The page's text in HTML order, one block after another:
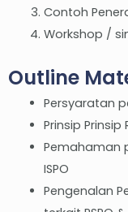
Contoh
Workshop /
Outline
Persyaratan
Prinsip Prinsip
Pemahaman
ISPO
Pengenalan